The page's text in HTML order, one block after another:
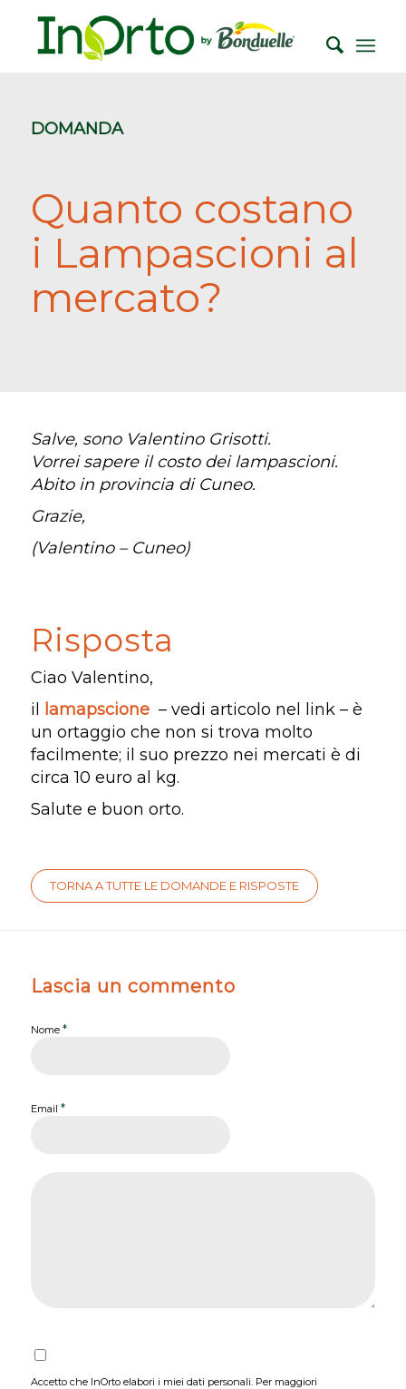
DOMANDA
Quanto costano
i Lampascioni al
mercato?
Salve, sono Valentino Grisotti.
Vorrei sapere il costo dei lampascioni.
Abito in provincia di Cuneo.
Grazie,
(Valentino – Cuneo)
Risposta
Ciao Valentino,
il
lamapscione – vedi articolo nel link – è
un ortaggio che non si trova molto
facilmente; il suo prezzo nei mercati è di
circa 10 euro al kg.
Salute e buon orto.
TORNA A TUTTE LE DOMANDE E RISPOSTE
Lascia un commento
Nome *
Email *
Accetto che InOrto elabori i miei dati personali. Per maggiori